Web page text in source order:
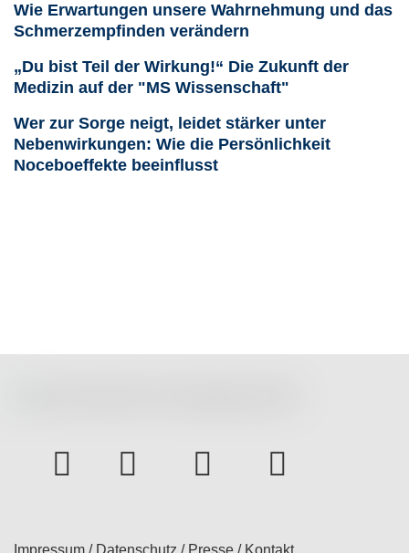
Wie Erwartungen unsere Wahrnehmung und das
Schmerzempfinden verändern
„Du bist Teil der Wirkung!“ Die Zukunft der
Medizin auf der "MS Wissenschaft"
Wer zur Sorge neigt, leidet stärker unter
Nebenwirkungen: Wie die Persönlichkeit
Noceboeffekte beeinflusst
instagramFacebook